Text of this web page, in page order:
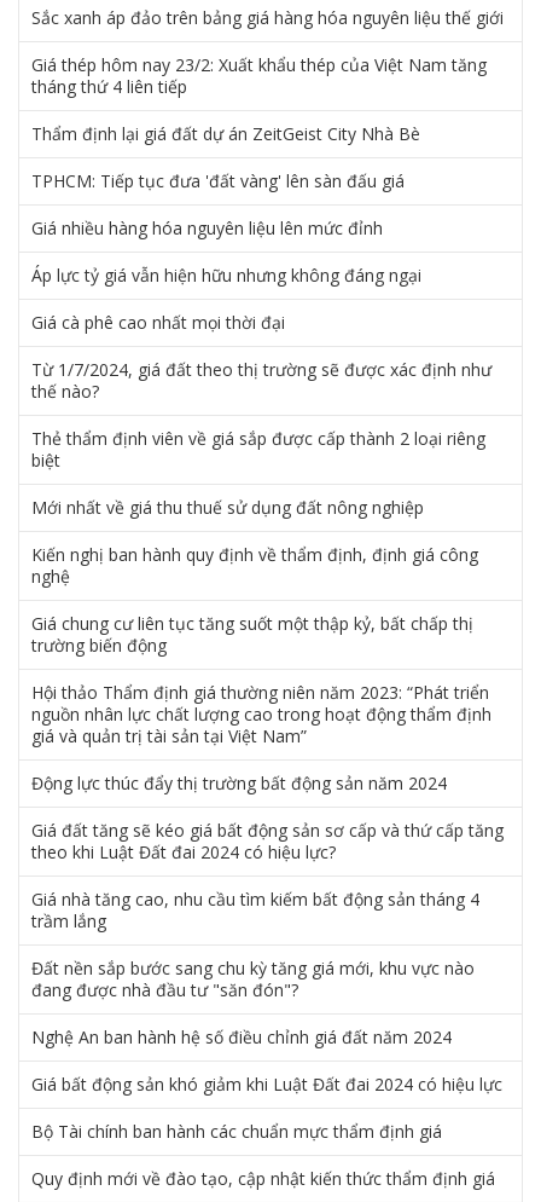
Sắc xanh áp đảo trên bảng giá hàng hóa nguyên liệu thế giới
Giá thép hôm nay 23/2: Xuất khẩu thép của Việt Nam tăng
tháng thứ 4 liên tiếp
Thẩm định lại giá đất dự án ZeitGeist City Nhà Bè
TPHCM: Tiếp tục đưa 'đất vàng' lên sàn đấu giá
Giá nhiều hàng hóa nguyên liệu lên mức đỉnh
Áp lực tỷ giá vẫn hiện hữu nhưng không đáng ngại
Giá cà phê cao nhất mọi thời đại
Từ 1/7/2024, giá đất theo thị trường sẽ được xác định như
thế nào?
Thẻ thẩm định viên về giá sắp được cấp thành 2 loại riêng
biệt
Mới nhất về giá thu thuế sử dụng đất nông nghiệp
Kiến nghị ban hành quy định về thẩm định, định giá công
nghệ
Giá chung cư liên tục tăng suốt một thập kỷ, bất chấp thị
trường biến động
Hội thảo Thẩm định giá thường niên năm 2023: “Phát triển
nguồn nhân lực chất lượng cao trong hoạt động thẩm định
giá và quản trị tài sản tại Việt Nam”
Động lực thúc đẩy thị trường bất động sản năm 2024
Giá đất tăng sẽ kéo giá bất động sản sơ cấp và thứ cấp tăng
theo khi Luật Đất đai 2024 có hiệu lực?
Giá nhà tăng cao, nhu cầu tìm kiếm bất động sản tháng 4
trầm lắng
Đất nền sắp bước sang chu kỳ tăng giá mới, khu vực nào
đang được nhà đầu tư "săn đón"?
Nghệ An ban hành hệ số điều chỉnh giá đất năm 2024
Giá bất động sản khó giảm khi Luật Đất đai 2024 có hiệu lực
Bộ Tài chính ban hành các chuẩn mực thẩm định giá
Quy định mới về đào tạo, cập nhật kiến thức thẩm định giá